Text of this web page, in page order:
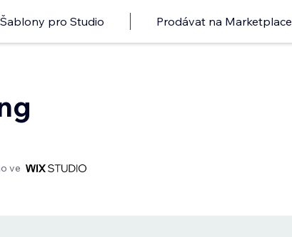
Šablony pro Studio Prodávat na Marketplace
ve